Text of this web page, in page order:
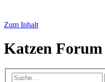
Zum Inhalt
Katzen